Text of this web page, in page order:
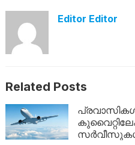
Editor Editor
Related Posts
സർവീസുകൾ